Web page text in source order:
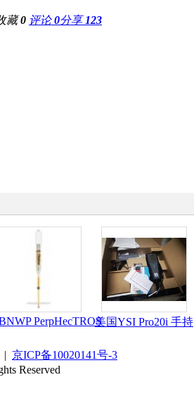
藏0 评论0分享 123
PerpHecTROS美国YSI Pro20i 手持
| 京ICP备10020141号-3
Reserved